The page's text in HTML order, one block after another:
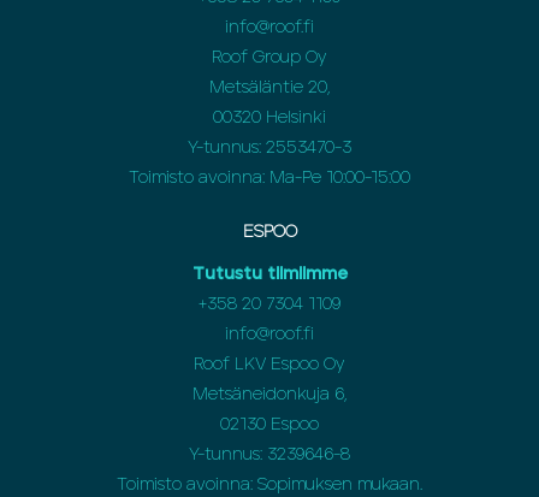
info@roof.fi
Roof Group Oy
Metsäläntie 20,
00320 Helsinki
Y-tunnus: 2553470-3
Toimisto avoinna: Ma-Pe 10:00-15:00
ESPOO
Tutustu tiimiimme
+358 20 7304 1109
info@roof.fi
Roof LKV Espoo Oy
Metsäneidonkuja 6,
02130 Espoo
Y-tunnus: 3239646-8
Toimisto avoinna: Sopimuksen mukaan.